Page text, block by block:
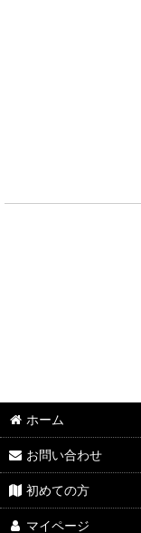
ホーム
お問い合わせ
初めての方
マイページ